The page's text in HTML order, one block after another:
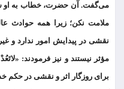
می‌گفت. آن حضرت، خطاب به او
ملامت نکن؛ زیرا همه حوادث
نقشی در پیدایش امور ندارد و
مؤثر نیستند و نیز فرمودند:
برای روزگار اثر و نقشی در حکم